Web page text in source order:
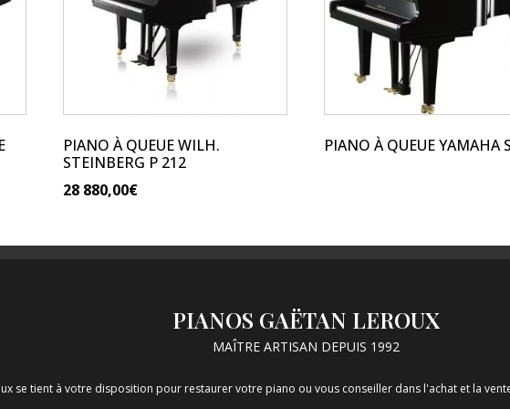
PIANO À QUEUE WILH.
STEINBERG P 212
28 880,00€
PIANO À QUEUE YAMAHA
PIANOS GAËTAN LEROUX
MAÎTRE ARTISAN DEPUIS 1992
se tient à votre disposition pour restaurer votre piano ou vous conseiller dans l'achat et la